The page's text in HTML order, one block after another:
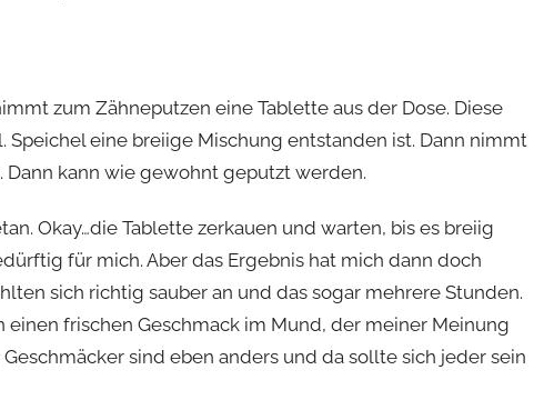
zum Zähneputzen eine Tablette aus der Dose. Diese
Speichel eine breiige Mischung entstanden ist. Dann nimmt
kann wie gewohnt geputzt werden.
Okay…die Tablette zerkauen und warten, bis es breiig
für mich. Aber das Ergebnis hat mich dann doch
sich richtig sauber an und das sogar mehrere Stunden.
frischen Geschmack im Mund, der meiner Meinung
sind eben anders und da sollte sich jeder sein